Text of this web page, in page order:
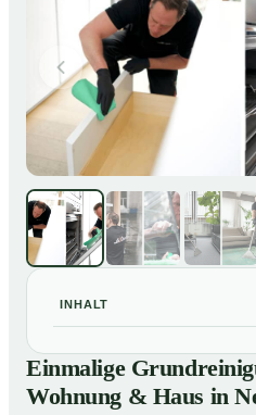
INHALT
Einmalige Grundreinigung
in Neufahrn
Einmalige
Wohnung & Haus in